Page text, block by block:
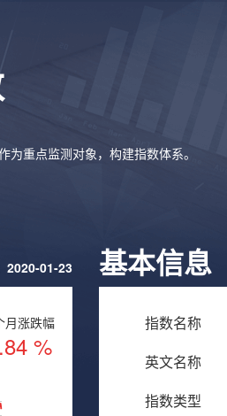
重点监测对象，构建指数体系。
2020-01-23
月涨跌幅
%
基本信息
指数名称
英文名称
指数类型